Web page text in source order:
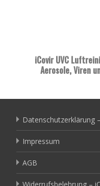
iCovir UVC
Aerosole, Viren
Datenschutzerklärung
Impressum
AGB